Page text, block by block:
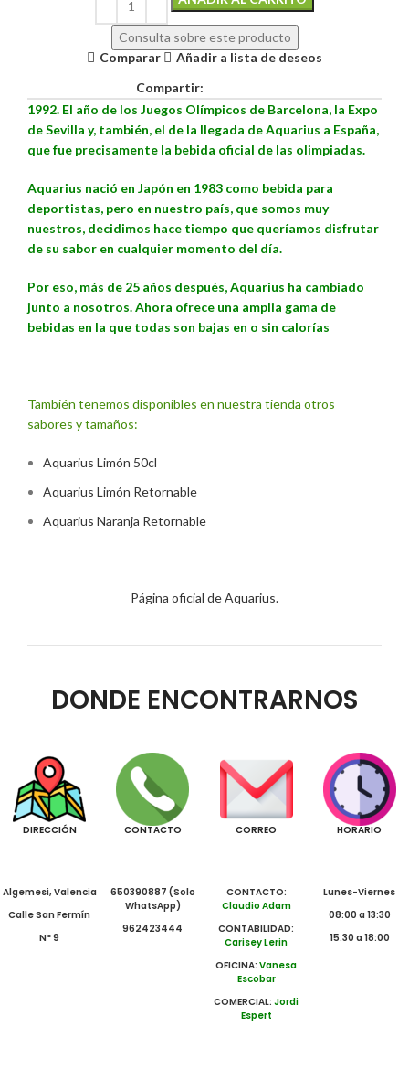
Alternative:
Consulta sobre este producto
Comparar
Añadir a lista de deseos
Compartir:
1992. El año de los Juegos Olímpicos de Barcelona, la Expo
de Sevilla y, también, el de la llegada de Aquarius a España,
que fue precisamente la bebida oficial de las olimpiadas.
Aquarius nació en Japón en 1983 como bebida para
deportistas, pero en nuestro país, que somos muy
nuestros, decidimos hace tiempo que queríamos disfrutar
de su sabor en cualquier momento del día.
Por eso, más de 25 años después, Aquarius ha cambiado
junto a nosotros. Ahora ofrece una amplia gama de
bebidas en la que todas son bajas en o sin calorías
También tenemos disponibles en nuestra tienda otros
sabores y tamaños:
Aquarius Limón 50cl
Aquarius Limón Retornable
Aquarius Naranja Retornable
Página oficial de Aquarius.
DONDE ENCONTRARNOS
DIRECCIÓN
Algemesi, Valencia
Calle San Fermín
Nº 9
CONTACTO
650390887 (Solo
WhatsApp)
962423444
CORREO
CONTACTO:
Claudio Adam
CONTABILIDAD:
Carisey Lerin
OFICINA:Vanesa
Escobar
COMERCIAL:Jordi
Espert
HORARIO
Lunes-Viernes
08:00 a 13:30
15:30 a 18:00